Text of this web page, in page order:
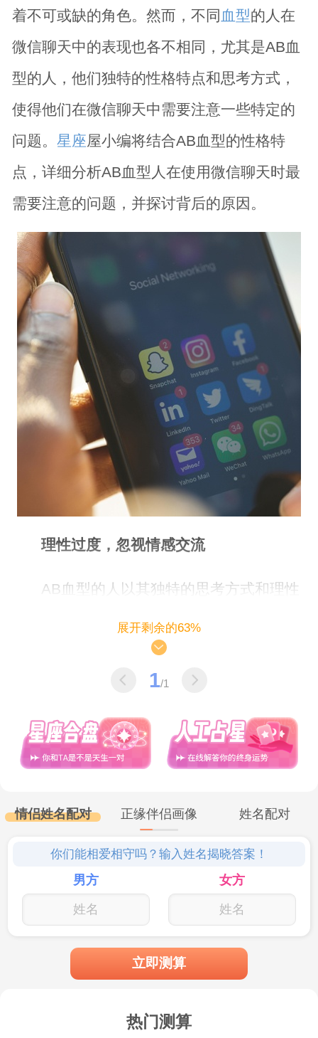
着不可或缺的角色。然而，不同 血型的人在
微信聊天中的表现也各不相同，尤其是AB血
型的人，他们独特的性格特点和思考方式，
使得他们在微信聊天中需要注意一些特定的
问题。 星座屋小编将结合AB血型的性格特
点，详细分析AB血型人在使用微信聊天时最
需要注意的问题，并探讨背后的原因。
理性过度，忽视情感交流
AB血型的人以其独特的思考方式和理性
冷静著称。在微信聊天中，他们往往过于依
赖逻辑分析来评估他人，而忽视了情感交流
和共鸣的重要性。这种理性的态度，虽然有
助于他们保持客观和中立，但在人际交往
中，却可能让对方感到冷漠和疏离。因此，
过度理性，忽视了与对方的情感交流。他们
放下防备，勇于尝试与他人建立深厚的情感
联系。
话题转换快，难以深入交流
题。在微信聊天中，他们可能会因为对某个
展开剩余的63%
1/1
情侣姓名配对 正缘伴侣画像 姓名配对
你们能相爱相守吗？输入姓名揭晓答案！
男方 女方
立即测算
热门测算